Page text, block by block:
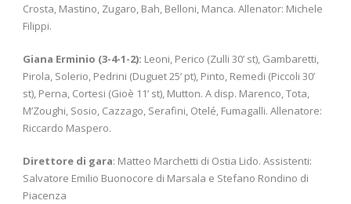
Crosta, Mastino, Zugaro, Bah, Belloni, Manca. Allenator: Michele
Filippi.
Giana Erminio (3-4-1-2): Leoni, Perico (Zulli 30’ st), Gambaretti,
Pirola, Solerio, Pedrini (Duguet 25’ pt), Pinto, Remedi (Piccoli 30’
st), Perna, Cortesi (Gioè 11’ st), Mutton. A disp. Marenco, Tota,
M’Zoughi, Sosio, Cazzago, Serafini, Otelé, Fumagalli. Allenatore:
Riccardo Maspero.
Direttore di gara: Matteo Marchetti di Ostia Lido. Assistenti:
Salvatore Emilio Buonocore di Marsala e Stefano Rondino di
Piacenza